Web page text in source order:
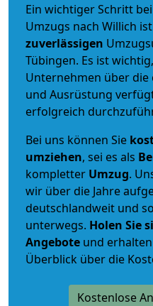
Ein wichtiger Schritt
Umzugs nach Willich
zuverlässigen
Tübingen. Es ist
Unternehmen über
und Ausrüstung
erfolgreich
Bei uns können Sie
umziehen, sei es als
kompletter Umzug.
wir über die Jahre
deutschlandweit und
unterwegs. Holen Sie
Angebote und
Überblick über die
Kostenlose